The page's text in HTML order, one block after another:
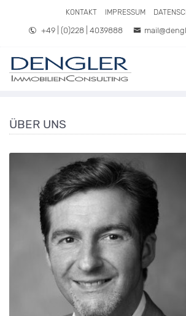
Direkt zum Inhalt springen
KONTAKT IMPRESSUM
+49 | (0)228 | 4039888
ÜBER UNS